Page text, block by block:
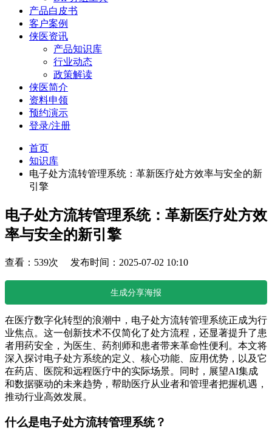
产品白皮书
客户案例
侠医资讯
产品知识库
行业动态
政策解读
侠医简介
资料申领
预约演示
登录/注册
首页
知识库
电子处方流转管理系统：革新医疗处方效率与安全的新
引擎
电子处方流转管理系统：革新医疗处方效
率与安全的新引擎
查看：539次 发布时间：2025-07-02 10:10
生成分享海报
在医疗数字化转型的浪潮中，电子处方流转管理系统正成为行
业焦点。这一创新技术不仅简化了处方流程，还显著提升了患
者用药安全，为医生、药剂师和患者带来革命性便利。本文将
深入探讨电子处方系统的定义、核心功能、应用优势，以及它
在药店、医院和远程医疗中的实际场景。同时，展望AI集成
和数据驱动的未来趋势，帮助医疗从业者和管理者把握机遇，
推动行业高效发展。
什么是电子处方流转管理系统？